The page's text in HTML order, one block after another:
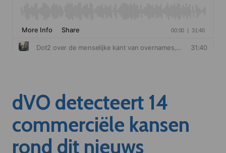
dVO detecteert 14
commerciële kansen
rond dit nieuws